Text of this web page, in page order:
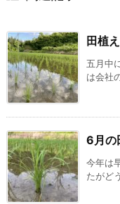
田植
五月中
は会社
6月の
今年は
たがど